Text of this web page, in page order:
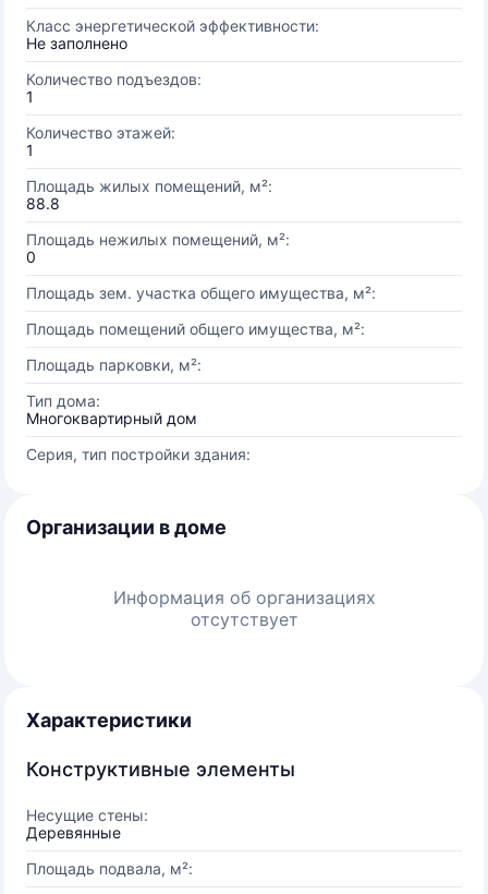
Класс энергетической эффективности:
Не заполнено
Количество подъездов:
1
Количество этажей:
1
Площадь жилых помещений, м²:
88.8
Площадь нежилых помещений, м²:
0
Площадь зем. участка общего имущества, м²:
Площадь помещений общего имущества, м²:
Площадь парковки, м²:
Тип дома:
Многоквартирный дом
Серия, тип постройки здания:
Организации в доме
Информация об организациях
отсутствует
Характеристики
Конструктивные элементы
Несущие стены:
Деревянные
Площадь подвала, м²: